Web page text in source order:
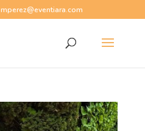
mperez@eventiara.com